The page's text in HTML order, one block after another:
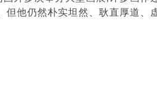
他仍然朴实坦然、耿直厚道、